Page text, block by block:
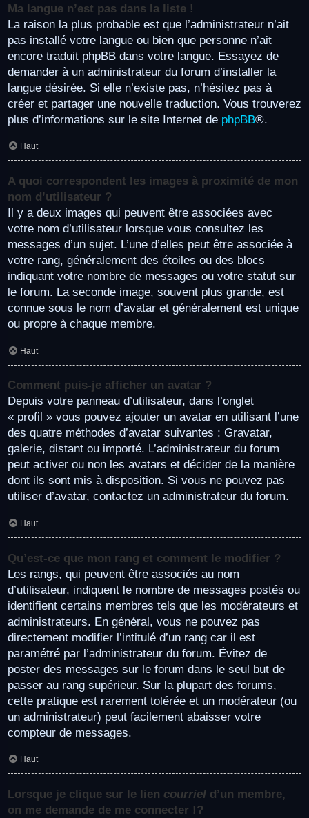
Ma langue n’est pas dans la liste !
La raison la plus probable est que l’administrateur n’ait
pas installé votre langue ou bien que personne n’ait
encore traduit phpBB dans votre langue. Essayez de
demander à un administrateur du forum d’installer la
langue désirée. Si elle n’existe pas, n’hésitez pas à
créer et partager une nouvelle traduction. Vous trouverez
plus d’informations sur le site Internet de phpBB®.
Haut
A quoi correspondent les images à proximité de mon
nom d’utilisateur ?
Il y a deux images qui peuvent être associées avec
votre nom d’utilisateur lorsque vous consultez les
messages d’un sujet. L’une d’elles peut être associée à
votre rang, généralement des étoiles ou des blocs
indiquant votre nombre de messages ou votre statut sur
le forum. La seconde image, souvent plus grande, est
connue sous le nom d’avatar et généralement est unique
ou propre à chaque membre.
Haut
Comment puis-je afficher un avatar ?
Depuis votre panneau d’utilisateur, dans l’onglet
« profil » vous pouvez ajouter un avatar en utilisant l’une
des quatre méthodes d’avatar suivantes : Gravatar,
galerie, distant ou importé. L’administrateur du forum
peut activer ou non les avatars et décider de la manière
dont ils sont mis à disposition. Si vous ne pouvez pas
utiliser d’avatar, contactez un administrateur du forum.
Haut
Qu’est-ce que mon rang et comment le modifier ?
Les rangs, qui peuvent être associés au nom
d’utilisateur, indiquent le nombre de messages postés ou
identifient certains membres tels que les modérateurs et
administrateurs. En général, vous ne pouvez pas
directement modifier l’intitulé d’un rang car il est
paramétré par l’administrateur du forum. Évitez de
poster des messages sur le forum dans le seul but de
passer au rang supérieur. Sur la plupart des forums,
cette pratique est rarement tolérée et un modérateur (ou
un administrateur) peut facilement abaisser votre
compteur de messages.
Haut
Lorsque je clique sur le lien courriel d’un membre,
on me demande de me connecter !?